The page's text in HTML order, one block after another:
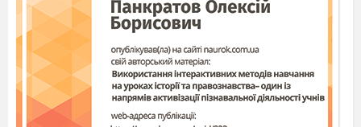
а)
; б) ; в)
3. Конкурс «Домашнє завдання»
Заздалегідь команди отримали завдання підготувати
кросворд із зашифрованим словом «корінь»
і з
використанням імен відомих математиків-алгебраїстів.
Кожна команда розгадує кросворд суперника.